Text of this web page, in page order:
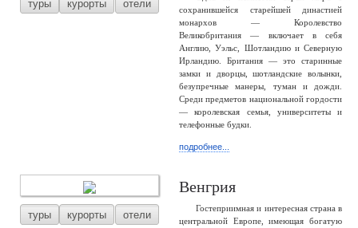
туры курорты отели
сохранившейся старейшей династией
монархов — Королевство
Великобритания — включает в себя
Англию, Уэльс, Шотландию и Северную
Ирландию. Британия — это старинные
замки и дворцы, шотландские волынки,
безупречные манеры, туман и дожди.
Среди предметов национальной гордости
— королевская семья, университеты и
телефонные будки.
подробнее...
туры курорты отели
Венгрия
Гостеприимная и интересная страна в
центральной Европе, имеющая богатую